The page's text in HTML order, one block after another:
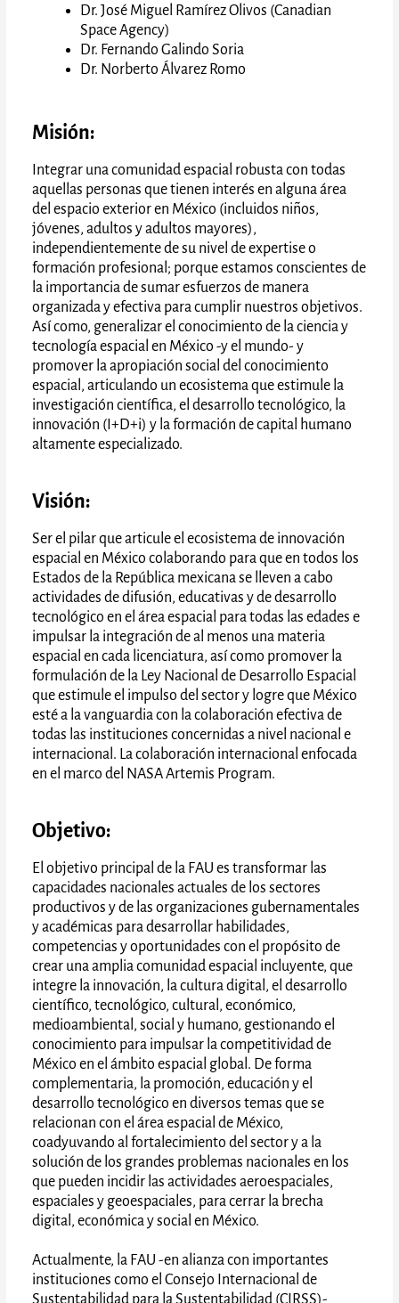
Dr. José Miguel Ramírez Olivos (Canadian
Space Agency)
Dr. Fernando Galindo Soria
Dr. Norberto Álvarez Romo
Misión:
Integrar una comunidad espacial robusta con todas
aquellas personas que tienen interés en alguna área
del espacio exterior en México (incluidos niños,
jóvenes, adultos y adultos mayores),
independientemente de su nivel de expertise o
formación profesional; porque estamos conscientes de
la importancia de sumar esfuerzos de manera
organizada y efectiva para cumplir nuestros objetivos.
Así como, generalizar el conocimiento de la ciencia y
tecnología espacial en México -y el mundo- y
promover la apropiación social del conocimiento
espacial, articulando un ecosistema que estimule la
investigación científica, el desarrollo tecnológico, la
innovación (I+D+i) y la formación de capital humano
altamente especializado.
Visión:
Ser el pilar que articule el ecosistema de innovación
espacial en México colaborando para que en todos los
Estados de la República mexicana se lleven a cabo
actividades de difusión, educativas y de desarrollo
tecnológico en el área espacial para todas las edades e
impulsar la integración de al menos una materia
espacial en cada licenciatura, así como promover la
formulación de la Ley Nacional de Desarrollo Espacial
que estimule el impulso del sector y logre que México
esté a la vanguardia con la colaboración efectiva de
todas las instituciones concernidas a nivel nacional e
internacional. La colaboración internacional enfocada
en el marco del NASA Artemis Program.
Objetivo:
El objetivo principal de la FAU es transformar las
capacidades nacionales actuales de los sectores
productivos y de las organizaciones gubernamentales
y académicas para desarrollar habilidades,
competencias y oportunidades con el propósito de
crear una amplia comunidad espacial incluyente, que
integre la innovación, la cultura digital, el desarrollo
científico, tecnológico, cultural, económico,
medioambiental, social y humano, gestionando el
conocimiento para impulsar la competitividad de
México en el ámbito espacial global. De forma
complementaria, la promoción, educación y el
desarrollo tecnológico en diversos temas que se
relacionan con el área espacial de México,
coadyuvando al fortalecimiento del sector y a la
solución de los grandes problemas nacionales en los
que pueden incidir las actividades aeroespaciales,
espaciales y geoespaciales, para cerrar la brecha
digital, económica y social en México.
Actualmente, la FAU -en alianza con importantes
instituciones como el Consejo Internacional de
Sustentabilidad para la Sustentabilidad (CIRSS)-